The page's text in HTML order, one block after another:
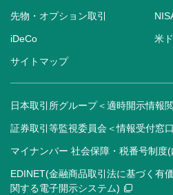
先物・オプション取引
iDeCo 米
サイトマップ
日本取引所グループ＜適時開示情報
証券取引等監視委員会＜情報受付窓
マイナンバー 社会保障・税番号制度
EDINET(金融商品取引法に基づく有
関する電子開示システム)